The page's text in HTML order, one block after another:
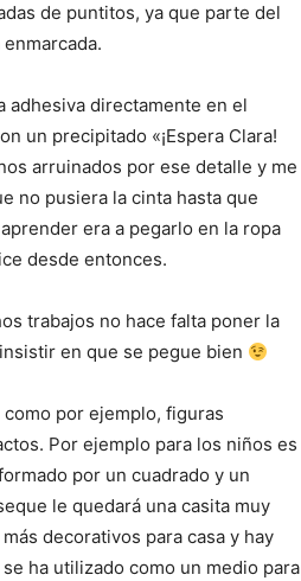
de puntitos, ya que parte del
adhesiva directamente en el
un precipitado «¡Espera Clara!
arruinados por ese detalle y me
no pusiera la cinta hasta que
era a pegarlo en la ropa
desde entonces.
trabajos no hace falta poner la
en que se pegue bien
por ejemplo, figuras
Por ejemplo para los niños es
por un cuadrado y un
le quedará una casita muy
decorativos para casa y hay
ha utilizado como un medio para